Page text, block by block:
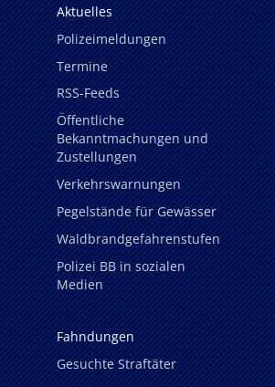
Aktuelles
Polizeimeldungen
Termine
RSS-Feeds
Öffentliche
Bekanntmachungen und
Zustellungen
Verkehrswarnungen
Pegelstände für Gewässer
Waldbrandgefahrenstufen
Polizei BB in sozialen
Medien
Fahndungen
Gesuchte Straftäter